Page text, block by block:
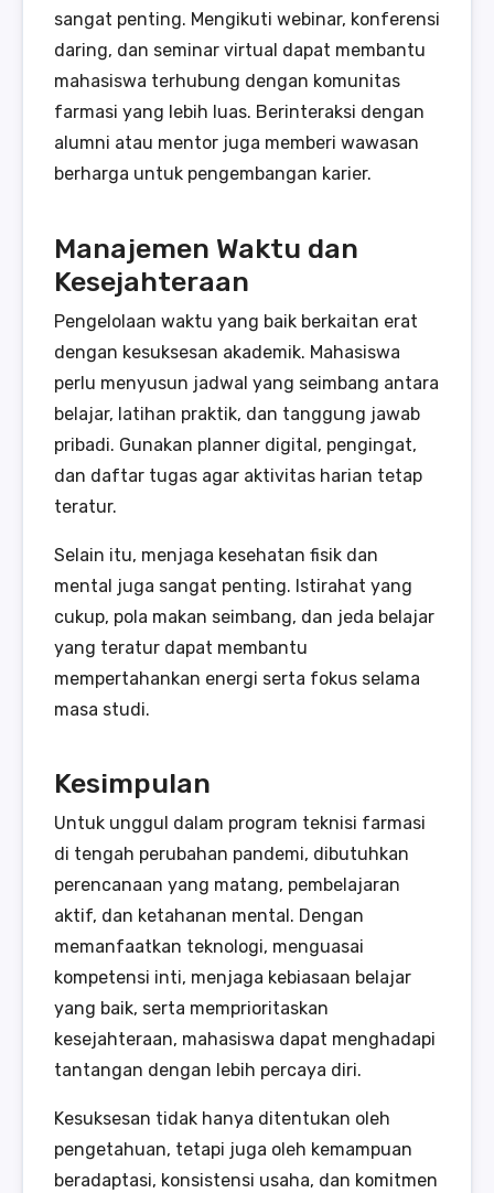
sangat penting. Mengikuti webinar, konferensi
daring, dan seminar virtual dapat membantu
mahasiswa terhubung dengan komunitas
farmasi yang lebih luas. Berinteraksi dengan
alumni atau mentor juga memberi wawasan
berharga untuk pengembangan karier.
Manajemen Waktu dan
Kesejahteraan
Pengelolaan waktu yang baik berkaitan erat
dengan kesuksesan akademik. Mahasiswa
perlu menyusun jadwal yang seimbang antara
belajar, latihan praktik, dan tanggung jawab
pribadi. Gunakan planner digital, pengingat,
dan daftar tugas agar aktivitas harian tetap
teratur.
Selain itu, menjaga kesehatan fisik dan
mental juga sangat penting. Istirahat yang
cukup, pola makan seimbang, dan jeda belajar
yang teratur dapat membantu
mempertahankan energi serta fokus selama
masa studi.
Kesimpulan
Untuk unggul dalam program teknisi farmasi
di tengah perubahan pandemi, dibutuhkan
perencanaan yang matang, pembelajaran
aktif, dan ketahanan mental. Dengan
memanfaatkan teknologi, menguasai
kompetensi inti, menjaga kebiasaan belajar
yang baik, serta memprioritaskan
kesejahteraan, mahasiswa dapat menghadapi
tantangan dengan lebih percaya diri.
Kesuksesan tidak hanya ditentukan oleh
pengetahuan, tetapi juga oleh kemampuan
beradaptasi, konsistensi usaha, dan komitmen